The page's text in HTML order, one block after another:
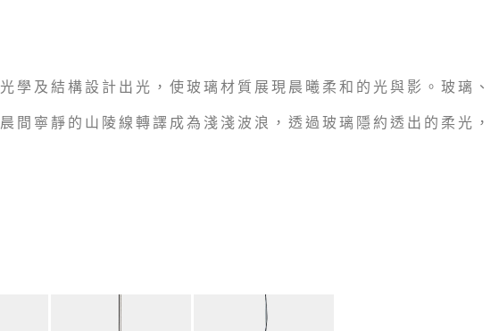
學及結構設計出光，使玻璃材質展現晨曦柔和的光與影。玻璃、
間寧靜的山陵線轉譯成為淺淺波浪，透過玻璃隱約透出的柔光，